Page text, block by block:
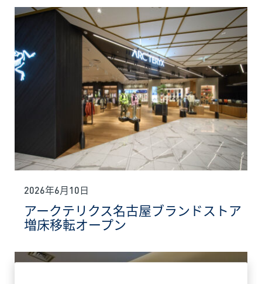
2026年6月10日
アークテリクス名古屋ブランドストア
増床移転オープン